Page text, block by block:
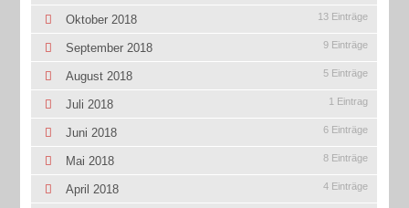
Oktober 2018 13 Einträge
September 2018 9 Einträge
August 2018 5 Einträge
Juli 2018 1 Eintrag
Juni 2018 6 Einträge
Mai 2018 8 Einträge
April 2018 4 Einträge